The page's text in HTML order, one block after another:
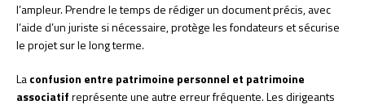
l’ampleur. Prendre le temps de rédiger un document précis, avec
l’aide d’un juriste si nécessaire, protège les fondateurs et sécurise
le projet sur le long terme.
Laconfusion entre patrimoine personnel et patrimoine
associatifreprésente une autre erreur fréquente. Les dirigeants